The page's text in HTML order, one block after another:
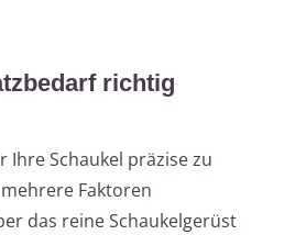
richtig
Ihre Schaukel präzise zu
Faktoren
das reine Schaukelgerüst